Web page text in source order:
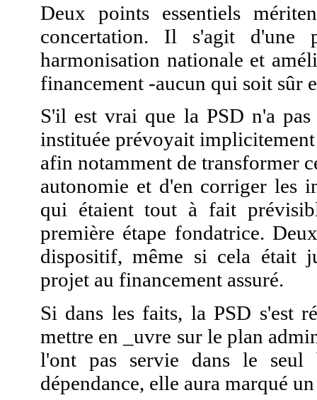
Deux points essentiels
concertation. Il s'agit d'une
harmonisation nationale et
financement -aucun qui soit sûr
S'il est vrai que la PSD n'a
instituée prévoyait
afin notamment de transformer
autonomie et d'en corriger les
qui étaient tout à fait
première étape fondatrice.
dispositif, même si cela était
projet au financement assuré.
Si dans les faits, la PSD s'est
mettre en _uvre sur le plan
l'ont pas servie dans le
dépendance, elle aura marqué